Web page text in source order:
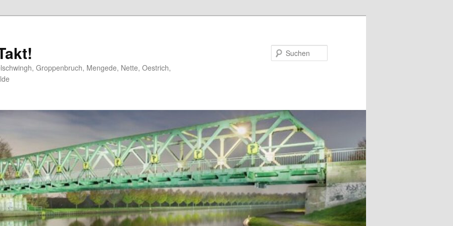
Groppenbruch, Mengede, Nette, Oestrich,